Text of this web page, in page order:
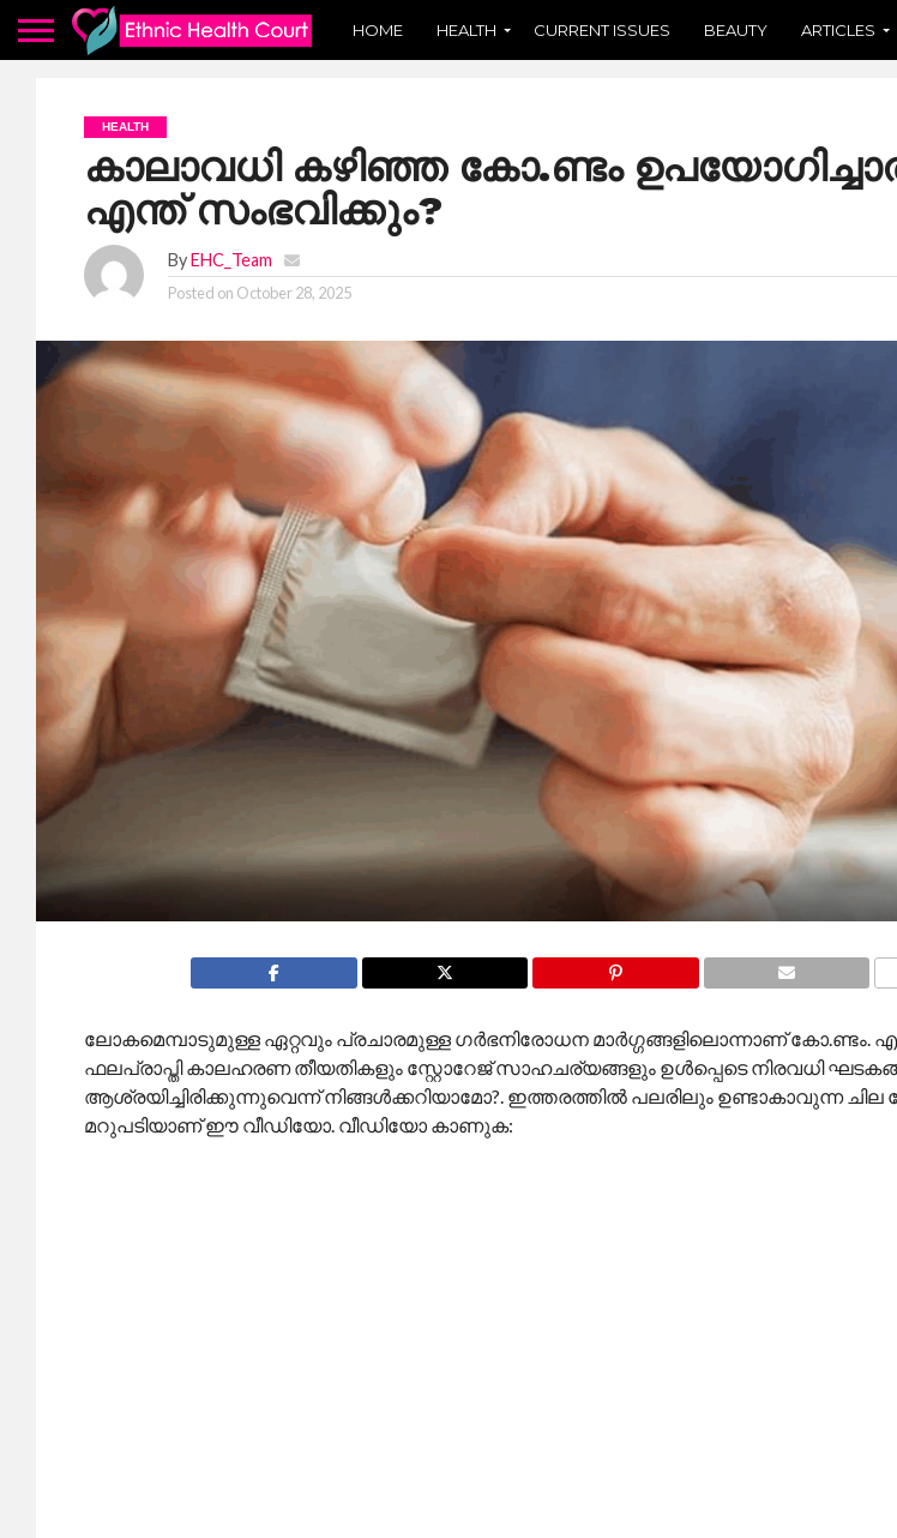
HOME HEALTH CURRENT ISSUES BEAUTY ARTICLES
HEALTH
കാലാവധി കഴിഞ്ഞ കോ.ണ്ടം
എന്ത് സംഭവിക്കും?
By EHC_Team
Posted on October 28, 2025
ലോകമെമ്പാടുമുള്ള ഏറ്റവും പ്രചാരമുള്ള ഗർഭനിരോധന മാർഗ്ഗങ്ങളിലൊന്നാണ് കോ.ണ്ടം.
ഫലപ്രാപ്തി കാലഹരണ തീയതികളും സ്റ്റോറേജ് സാഹചര്യങ്ങളും ഉൾപ്പെടെ നിരവധി
ആശ്രയിച്ചിരിക്കുന്നുവെന്ന് നിങ്ങൾക്കറിയാമോ?. ഇത്തരത്തിൽ പലരിലും ഉണ്ടാകാവുന്ന
മറുപടിയാണ് ഈ വീഡിയോ. വീഡിയോ കാണുക: